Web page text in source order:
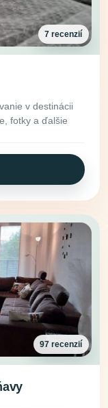
7 recenzií
v destinácii
fotky a ďalšie
97 recenzií